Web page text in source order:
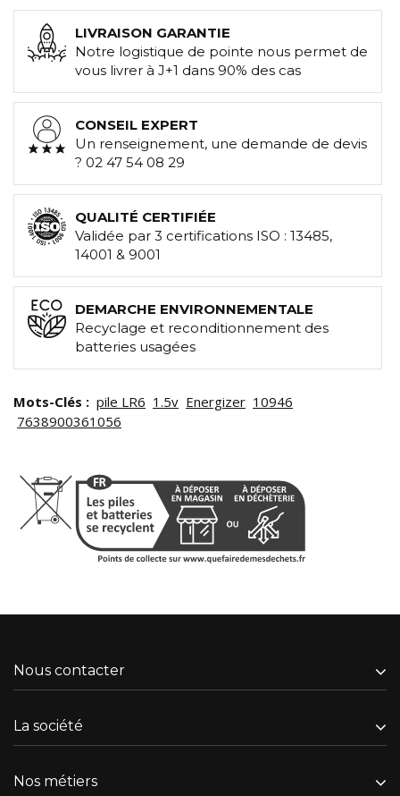
LIVRAISON GARANTIE
Notre logistique de pointe nous permet de
vous livrer à J+1 dans 90% des cas
CONSEIL EXPERT
Un renseignement, une demande de devis
? 02 47 54 08 29
QUALITÉ CERTIFIÉE
Validée par 3 certifications ISO : 13485,
14001 & 9001
DEMARCHE ENVIRONNEMENTALE
Recyclage et reconditionnement des
batteries usagées
Mots-Clés : pile LR6 1.5v Energizer 10946
7638900361056
Nous contacter
La société
Nos métiers